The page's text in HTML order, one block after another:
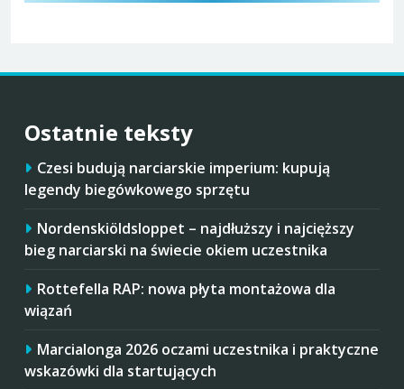
Ostatnie teksty
Czesi budują narciarskie imperium: kupują
legendy biegówkowego sprzętu
Nordenskiöldsloppet – najdłuższy i najcięższy
bieg narciarski na świecie okiem uczestnika
Rottefella RAP: nowa płyta montażowa dla
wiązań
Marcialonga 2026 oczami uczestnika i praktyczne
wskazówki dla startujących